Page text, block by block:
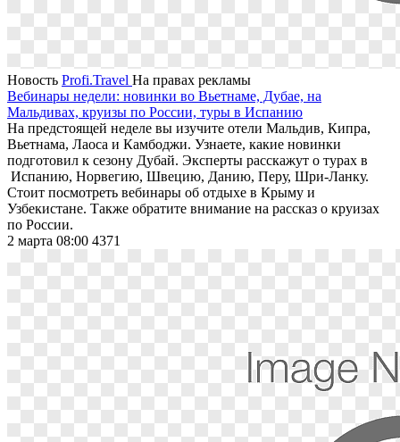
Новость Profi.Travel На правах рекламы
Вебинары недели: новинки во Вьетнаме, Дубае, на
Мальдивах, круизы по России, туры в Испанию
На предстоящей неделе вы изучите отели Мальдив, Кипра,
Вьетнама, Лаоса и Камбоджи. Узнаете, какие новинки
подготовил к сезону Дубай. Эксперты расскажут о турах в
Испанию, Норвегию, Швецию, Данию, Перу, Шри-Ланку.
Стоит посмотреть вебинары об отдыхе в Крыму и
Узбекистане. Также обратите внимание на рассказ о круизах
по России.
2 марта 08:00 4371